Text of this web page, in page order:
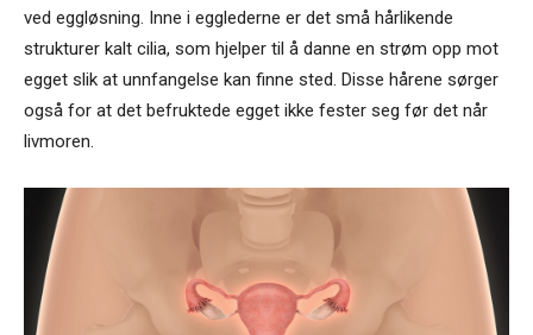
ved eggløsning. Inne i egglederne er det små hårlikende
strukturer kalt cilia, som hjelper til å danne en strøm opp mot
egget slik at unnfangelse kan finne sted. Disse hårene sørger
også for at det befruktede egget ikke fester seg før det når
livmoren.